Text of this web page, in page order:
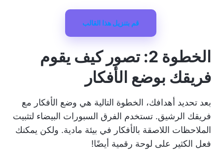
قم بتنزيل هذا القالب
الخطوة 2: تصور كيف يقوم
فريقك بوضع الأفكار
بعد تحديد أهدافك، الخطوة التالية هي وضع الأفكار مع
فريقك الرشيق. تستخدم الفرق السبورات البيضاء لتثبيت
الملاحظات اللاصقة بالأفكار في بيئة مادية. ولكن يمكنك
فعل الكثير على لوحة رقمية أيضًا!